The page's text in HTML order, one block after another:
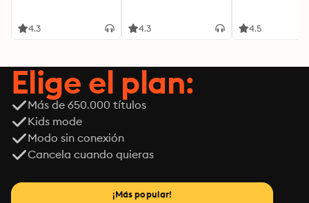
4.3 4.3 4.5
Elige el plan:
Más de 650.000 títulos
Kids mode
Modo sin conexión
Cancela cuando quieras
¡Más popular!